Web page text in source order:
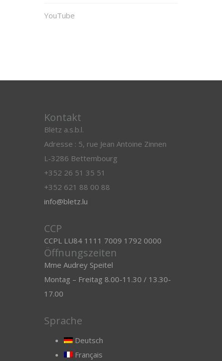
YouTube
Kontakt
Blëtz a.s.b.l.
Adresse : 5, rue Jean Antoine Zinnen
L-3286 Bettembourg
+352 26 51 35 51
+352 621 88 00 88
info@bletz.lu
CCP
CCPL LU84 1111 7009 1792 0000
Öffnungszeiten
Mme Audrey Speitel
Montag – Freitag 8.00-11.30 / 13.30-
17.00
Sprache
Deutsch
Français